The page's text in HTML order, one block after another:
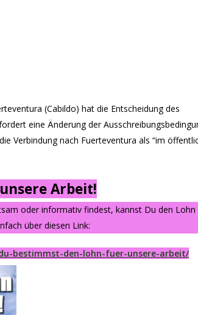
(Cabildo) hat die Entscheidung des
eine Änderung der
Verbindung nach Fuerteventura als “im
Arbeit!
oder informativ findest, kannst Du den Lohn
über diesen Link:
bestimmst-den-lohn-fuer-unsere-arbeit/